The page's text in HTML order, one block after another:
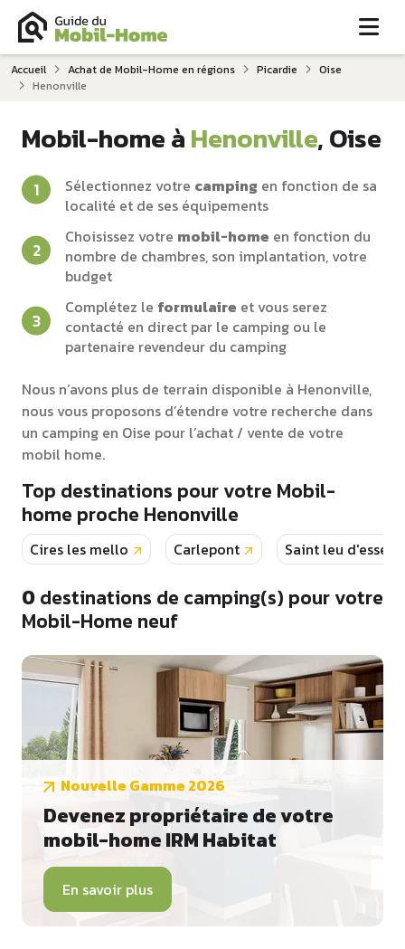
Accueil Achat de Mobil-Home en régions Picardie
Oise
Henonville
Mobil-home àHenonville, Oise
Sélectionnez votre camping en fonction de sa
localité et de ses équipements
Choisissez votre mobil-home en fonction du
nombre de chambres, son implantation, votre
budget
Complétez le formulaire et vous serez
contacté en direct par le camping ou le
partenaire revendeur du camping
Nous n’avons plus de terrain disponible à Henonville,
nous vous proposons d’étendre votre recherche dans
un camping en Oise pour l’achat / vente de votre
mobil home.
Top destinations pour votre Mobil-
home proche Henonville
Cires les mello Carlepont Saint leu
0destinations de camping(s) pour votre
Mobil-Home neuf
Nouvelle Gamme 2026
Devenez propriétaire de votre
mobil-home IRM Habitat
En savoir plus